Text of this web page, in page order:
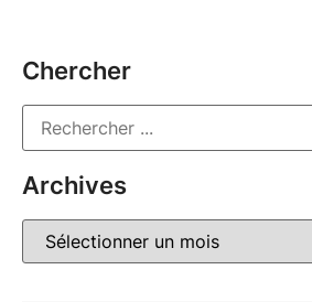
Chercher
Archives